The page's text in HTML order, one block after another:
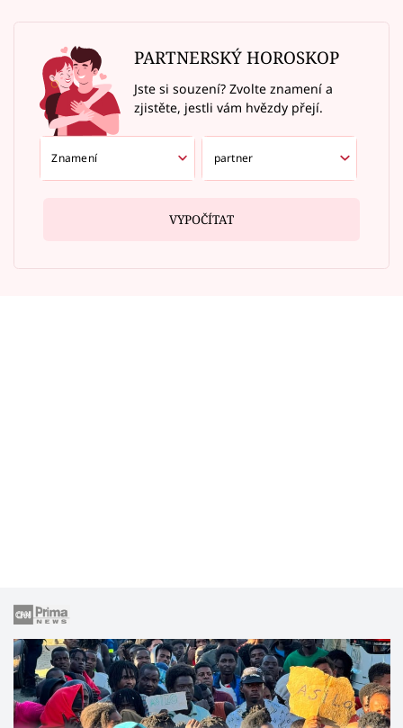
PARTNERSKÝ HOROSKOP
Jste si souzení? Zvolte znamení a
zjistěte, jestli vám hvězdy přejí.
VYPOČÍTAT